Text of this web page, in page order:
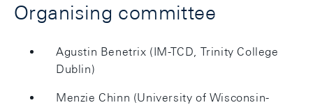
Organising committee
Agustin Benetrix (IM-TCD, Trinity College
Dublin)
Menzie Chinn (University of Wisconsin-